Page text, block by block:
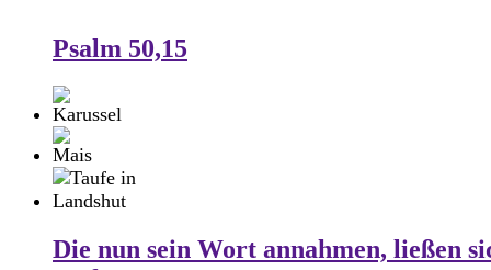
Psalm 50,15
Die nun sein Wort annahmen, ließen